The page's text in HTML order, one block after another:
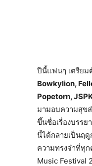
ปีนี้แฟนๆ เตรียม
Bowkylion,
Popetorn,
มามอบความสุข
ขึ้นชื่อเรื่องบรร
นี้ได้กลายเป็นฤดู
ความทรงจำที่ทุ
Music Festival